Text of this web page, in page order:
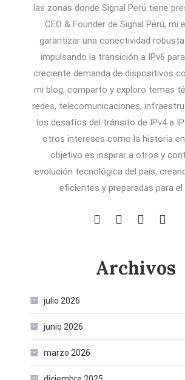
las zonas donde Signal Perú tiene
CEO & Founder de Signal Perú, mi
garantizar una conectividad
impulsando la transición a IPv6
creciente demanda de dispositivos
mi blog, comparto y exploro temas
redes, telecomunicaciones,
los desafíos del tránsito de IPv4 a
otros intereses como la historia en
objetivo es inspirar a otros y
evolución tecnológica del país,
eficientes y preparadas para
Archivos
julio 2026
junio 2026
marzo 2026